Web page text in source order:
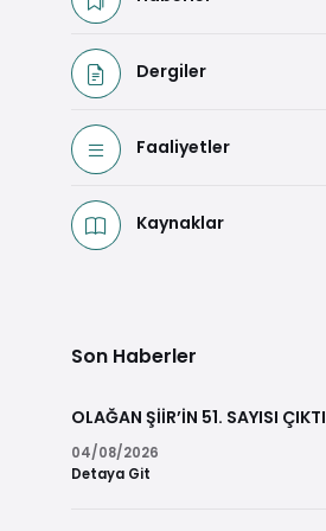
Dergiler
Faaliyetler
Kaynaklar
Son Haberler
OLAĞAN ŞİİR’İN 51. SAYISI ÇIKTI
04/08/2026
Detaya Git